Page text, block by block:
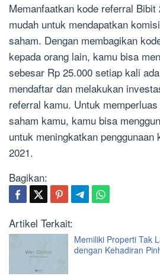
Memanfaatkan kode referral Bibit
mudah untuk mendapatkan
saham. Dengan membagikan
kepada orang lain, kamu bisa
sebesar Rp 25.000 setiap kali
mendaftar dan melakukan
referral kamu. Untuk
saham kamu, kamu bisa
untuk meningkatkan
2021.
Bagikan:
Artikel Terkait:
Memiliki Properti Tak
dengan Kehadiran